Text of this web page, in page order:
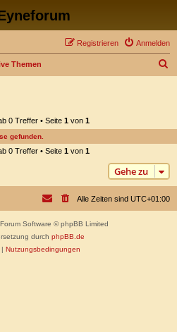
Anmelden
Registrieren
Themen
e
0 Treffer • Seite 1von 1
gefunden.
0 Treffer • Seite 1von 1
Gehe zu
Alle Zeiten sind UTC+01:00
Software © phpBB Limited
durch phpBB.de
Nutzungsbedingungen